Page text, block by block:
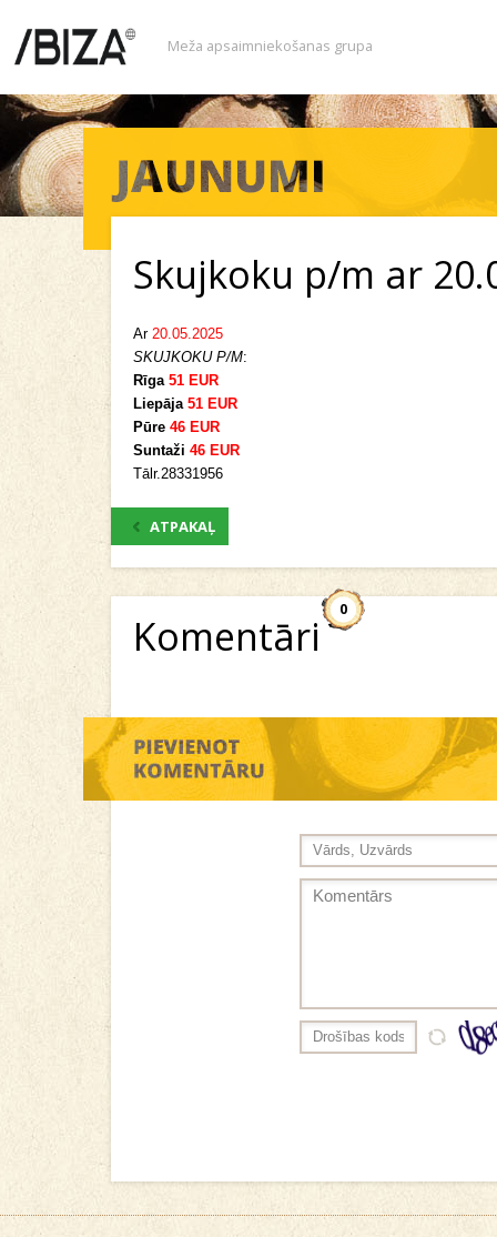
Meža apsaimniekošanas grupa
Skujkoku p/m ar
Ar 20.05.2025
SKUJKOKU P/M:
Rīga 51 EUR
Liepāja 51 EUR
Pūre 46 EUR
Suntaži 46 EUR
Tālr.28331956
ATPAKAĻ
Komentāri
0